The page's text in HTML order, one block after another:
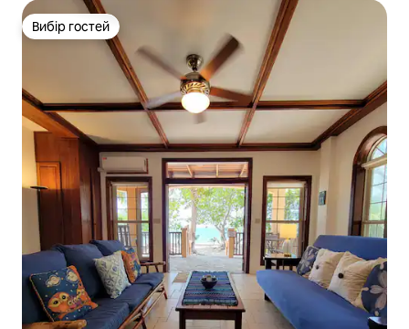
Вибір гостей
Вибір гостей